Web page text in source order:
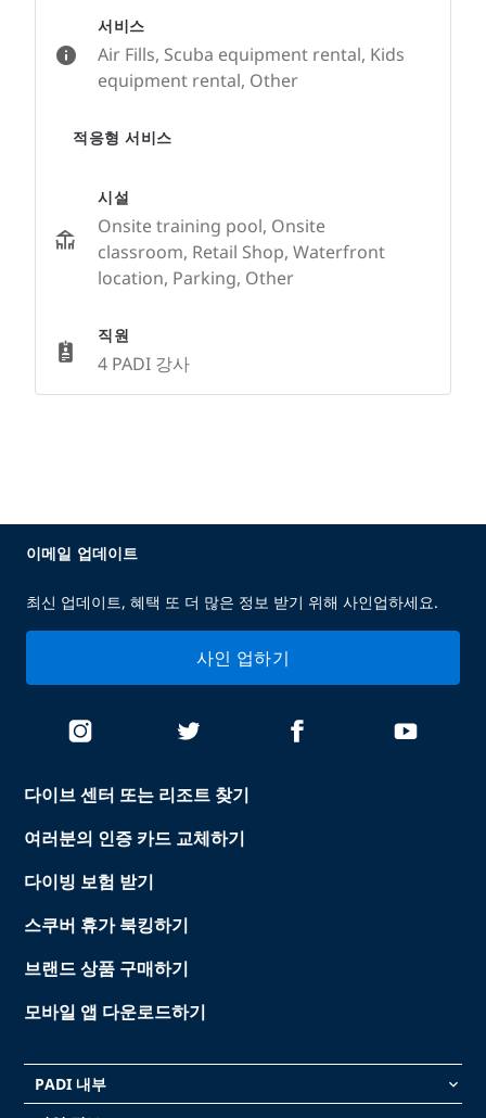
서비스
Air Fills, Scuba equipment rental, Kids
equipment rental, Other
적응형 서비스
시설
Onsite training pool, Onsite
classroom, Retail Shop, Waterfront
location, Parking, Other
직원
4 PADI 강사
다이브 센터 또는 리조트 찾기
여러분의 인증 카드 교체하기
다이빙 보험 받기
스쿠버 휴가 북킹하기
브랜드 상품 구매하기
모바일 앱 다운로드하기
PADI 내부 keyboard_arrow_down
이메일 업데이트
최신 업데이트, 혜택 또 더 많은 정보 받기 위해 사인업하세요.
사인 업하기